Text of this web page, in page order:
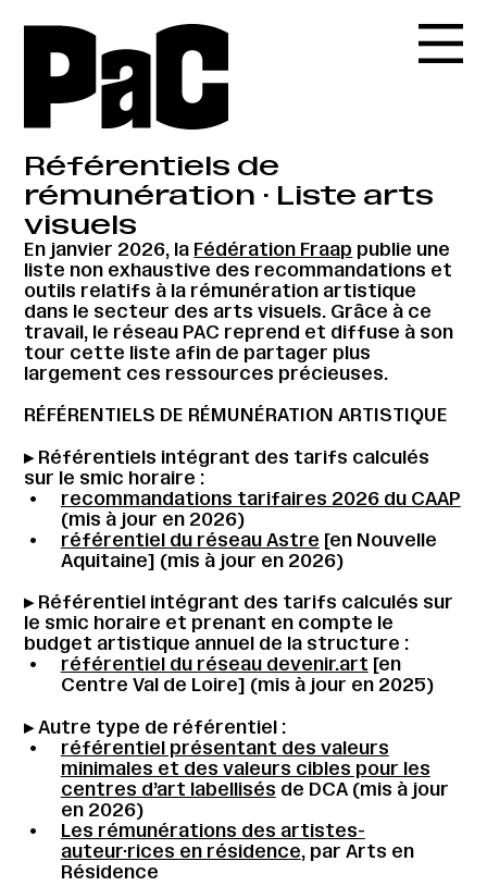
Référentiels de
rémunération · Liste arts
visuels
En janvier 2026, la Fédération Fraap publie une
liste non exhaustive des recommandations et
outils relatifs à la rémunération artistique
dans le secteur des arts visuels. Grâce à ce
travail, le réseau PAC reprend et diffuse à son
tour cette liste afin de partager plus
largement ces ressources précieuses.
RÉFÉRENTIELS DE RÉMUNÉRATION ARTISTIQUE
▸ Référentiels intégrant des tarifs calculés
sur le smic horaire :
recommandations tarifaires 2026 du CAAP
(mis à jour en 2026)
référentiel du réseau Astre [en Nouvelle
Aquitaine] (mis à jour en 2026)
▸ Référentiel intégrant des tarifs calculés sur
le smic horaire et prenant en compte le
budget artistique annuel de la structure :
référentiel du réseau devenir.art [en
Centre Val de Loire] (mis à jour en 2025)
▸ Autre type de référentiel :
référentiel présentant des valeurs
minimales et des valeurs cibles pour les
centres d’art labellisés de DCA (mis à jour
en 2026)
Les rémunérations des artistes-
auteur·rices en résidence, par Arts en
Résidence